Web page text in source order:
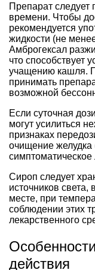
Препарат
времени. Чтобы
рекомендуется
жидкости (не
Амброгексал
что способствует
учащению кашля.
принимать
возможной
Если суточная
могут усилиться
признаках
очищение желудка
Сироп следует
источников света,
месте, при
соблюдении этих
лекарственного
действия